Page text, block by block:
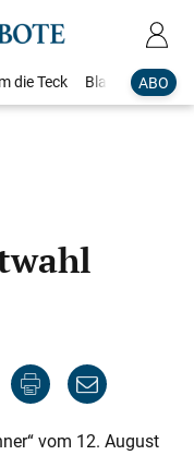
ABO
die Teck Blaulicht
vom 12. August